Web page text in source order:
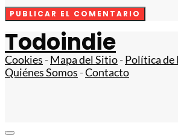
Todoindie
Cookies -Mapa del Sitio-Política de
Quiénes Somos -Contacto